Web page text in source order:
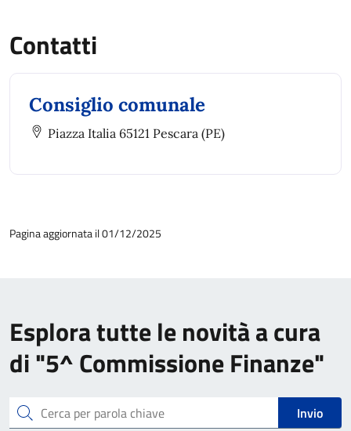
Contatti
Consiglio comunale
Piazza Italia 65121 Pescara (PE)
Pagina aggiornata il 01/12/2025
Esplora tutte le novità a cura
di "5^ Commissione Finanze"
Cerca Invio